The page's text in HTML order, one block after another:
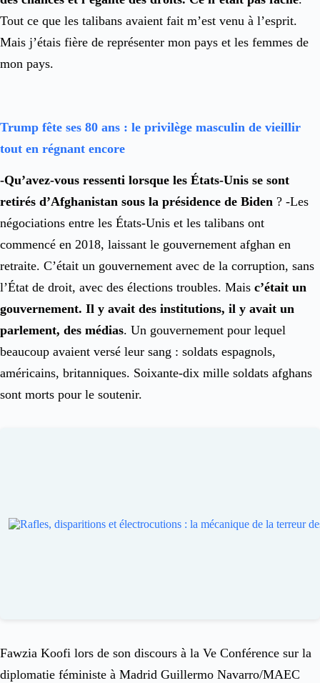
Tout ce que les talibans avaient fait m’est venu à l’esprit.
Mais j’étais fière de représenter mon pays et les femmes de
mon pays.
Trump fête ses 80 ans : le privilège masculin de vieillir
tout en régnant encore
-Qu’avez-vous ressenti lorsque les États-Unis se sont
retirés d’Afghanistan sous la présidence de Biden ? -Les
négociations entre les États-Unis et les talibans ont
commencé en 2018, laissant le gouvernement afghan en
retraite. C’était un gouvernement avec de la corruption, sans
l’État de droit, avec des élections troubles. Mais c’était un
gouvernement. Il y avait des institutions, il y avait un
parlement, des médias. Un gouvernement pour lequel
beaucoup avaient versé leur sang : soldats espagnols,
américains, britanniques. Soixante-dix mille soldats afghans
sont morts pour le soutenir.
Fawzia Koofi lors de son discours à la Ve Conférence sur la
diplomatie féministe à Madrid Guillermo Navarro/MAEC